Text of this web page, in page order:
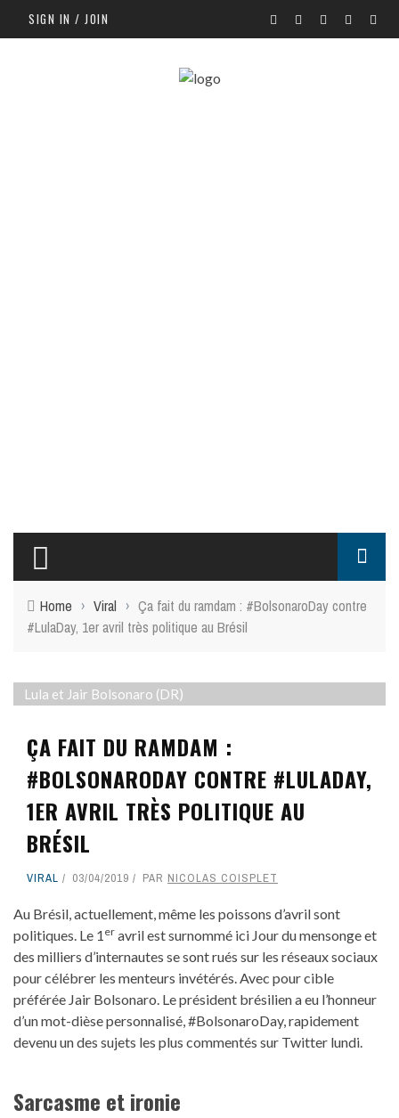
SIGN IN / JOIN
Home › Viral › Ça fait du ramdam : #BolsonaroDay contre
#LulaDay, 1er avril très politique au Brésil
Lula et Jair Bolsonaro (DR)
ÇA FAIT DU RAMDAM :
#BOLSONARODAY CONTRE #LULADAY,
1ER AVRIL TRÈS POLITIQUE AU
BRÉSIL
VIRAL 03/04/2019 PAR NICOLAS COISPLET
Au Brésil, actuellement, même les poissons d’avril sont
politiques. Le 1 er avril est surnommé ici Jour du mensonge et
des milliers d’internautes se sont rués sur les réseaux sociaux
pour célébrer les menteurs invétérés. Avec pour cible
préférée Jair Bolsonaro. Le président brésilien a eu l’honneur
d’un mot-dièse personnalisé, #BolsonaroDay, rapidement
devenu un des sujets les plus commentés sur Twitter lundi.
Sarcasme et ironie